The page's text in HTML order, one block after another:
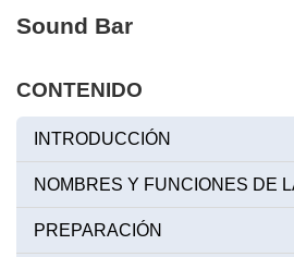
Sound Bar
CONTENIDO
INTRODUCCIÓN
NOMBRES Y FUNCIONES DE
PREPARACIÓN